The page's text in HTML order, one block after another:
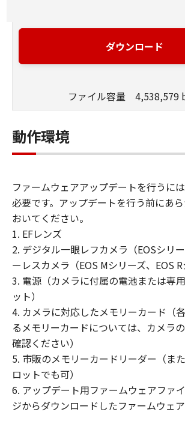
(2) お客様は、本契約で明示的
る場合を除き、「許諾ソフト
訳、翻案もしくは他のプログ
「許諾ソフトウェア」の全部ま
修正、改変、逆アセンブル、逆
はならず、また第三者にこの
させてはなりません。
(3) お客様は、「許諾ソフト
まれるキヤノンの著作権表示を
または消去してはなりません。
(4) 本契約に明示的に定める場
キヤノンは「許諾ソフトウェ
キヤノンの知的財産権のいか
客様に付与または許諾するも
せん。
所有権
「許諾ソフトウェア」は、著
護され、キヤノンにより所有さ
す。お客様は、キヤノンが、
きまたはその他の手段により「
ダウンロード
ファイル容量 4,538,579
動作環境
ファームウェアアップデートを行うに
必要です。アップデートを行う前にあ
おいてください。
1. EFレンズ
2. デジタル一眼レフカメラ（EOSシリ
ーレスカメラ（EOS Mシリーズ、EOS R
3. 電源（カメラに付属の電池または専
ット）
4. カメラに対応したメモリーカード（
るメモリーカードについては、カメラ
確認ください）
5. 市販のメモリーカードリーダー（ま
ロットでも可）
6. アップデート用ファームウェアファ
ジからダウンロードしたファームウェア